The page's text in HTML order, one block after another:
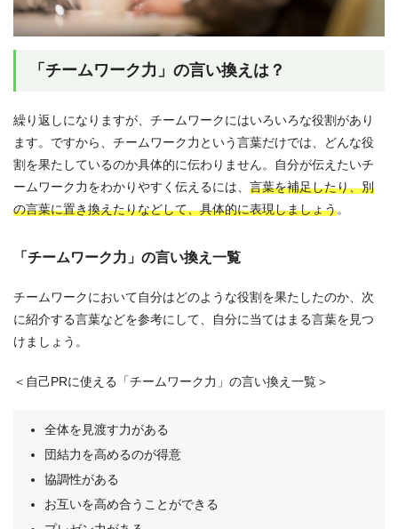
「チームワーク力」の言い換えは？
繰り返しになりますが、チームワークにはいろいろな役割があり
ます。ですから、チームワーク力という言葉だけでは、どんな役
割を果たしているのか具体的に伝わりません。自分が伝えたいチ
ームワーク力をわかりやすく伝えるには、 言葉を補足したり、別
の言葉に置き換えたりなどして、具体的に表現しましょう。
「チームワーク力」の言い換え一覧
チームワークにおいて自分はどのような役割を果たしたのか、次
に紹介する言葉などを参考にして、自分に当てはまる言葉を見つ
けましょう。
＜自己PRに使える「チームワーク力」の言い換え一覧＞
全体を見渡す力がある
団結力を高めるのが得意
協調性がある
お互いを高め合うことができる